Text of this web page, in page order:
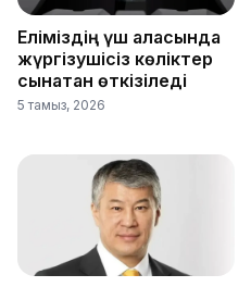
Еліміздің үш қаласында
жүргізушісіз көліктер
сынақтан өткізіледі
5 тамыз, 2026